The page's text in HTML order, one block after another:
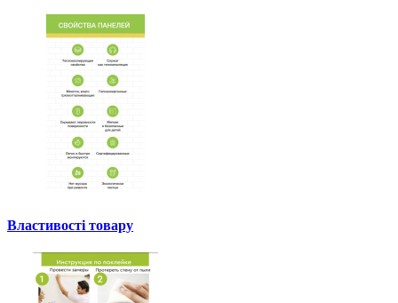
Властивості товару